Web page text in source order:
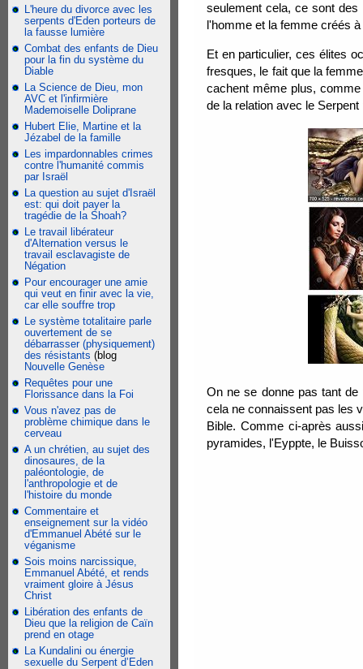
L'heure du divorce avec les
serpents d'Eden porteurs de
la fausse lumière
Combat des enfants de Dieu
pour la fin du système du
Diable
La Science de Dieu, mon
AVC et l'infirmière
Mademoiselle Doliprane
Hubert Elie, Martine et la
Jézabel de la famille
Les impardonnables crimes
contre l'humanité commis
par Israël
La question au sujet d'Israël
est: qui doit payer la
tragédie de la Shoah?
Le travail libérateur
d'Alternation versus le
travail esclavagiste de
Négation
Pour encourager une amie
qui veut en finir avec la vie,
car elle souffre trop
Le système totalitaire parle
ouvertement de se
débarrasser (physiquement)
des résistants (blog
Nouvelle Genèse
Requêtes pour une
Florissance dans la Foi
Vous n'avez pas de
problème chimique dans le
cerveau
A un chrétien, au sujet des
dinosaures, de la
paléontologie, de
l'anthropologie et de
l'histoire du monde
Commentaire et
enseignement sur la vidéo
d'Emmanuel Abété sur le
véganisme
Sois moins narcissique,
Emmanuel Abété, et rends
vraiment gloire à Jésus
Christ
Libération des enfants de
Dieu que la religion de Caïn
prend en otage
La Kundalini ou énergie
sexuelle du Serpent d’Eden
seulement cela, ce sont
l'homme et la femme créés
Et en particulier, ces élites
fresques, le fait que la
cachent même plus,
de la relation avec le
On ne se donne pas tant
cela ne connaissent pas les
Bible. Comme ci-après
pyramides, l'Eyppte, le